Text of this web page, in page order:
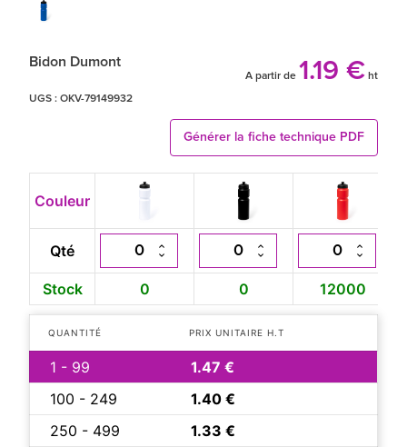
Bidon Dumont
A partir de 1.19 € ht
UGS : OKV-79149932
Générer la fiche technique PDF
Couleur
Qté
Stock 0 0 12000
QUANTITÉ PRIX UNITAIRE H.T
1 - 99
1.47 €
100 - 249
1.40 €
250 - 499
1.33 €